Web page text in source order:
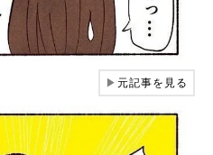
▶元記事を見る